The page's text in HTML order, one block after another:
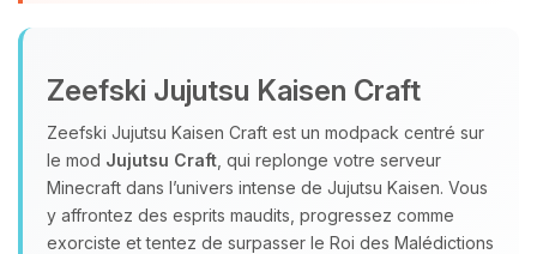
Zeefski Jujutsu Kaisen Craft
Zeefski Jujutsu Kaisen Craft est un modpack centré sur
le mod Jujutsu Craft , qui replonge votre serveur
Minecraft dans l’univers intense de Jujutsu Kaisen. Vous
y affrontez des esprits maudits, progressez comme
exorciste et tentez de surpasser le Roi des Malédictions
assistant BoxToPlay. Dis-moi ce dont
tu as besoin et je vais remuer mes
petits circuits pour t’aider.
09/08/2026 à 05:28